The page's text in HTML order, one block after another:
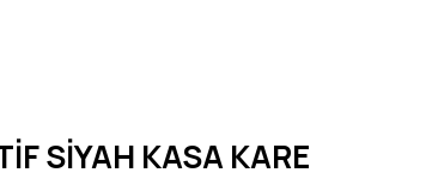
SİYAH KASA KARE